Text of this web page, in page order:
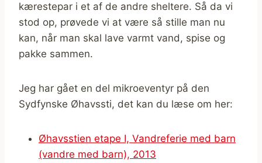
kærestepar i et af de andre sheltere. Så da vi
stod op, prøvede vi at være så stille man nu
kan, når man skal lave varmt vand, spise og
pakke sammen.
Jeg har gået en del mikroeventyr på den
Sydfynske Øhavssti, det kan du læse om her:
Øhavsstien etape I, Vandreferie med barn
(vandre med barn), 2013